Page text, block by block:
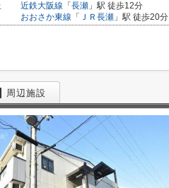
近鉄大阪線 「 長瀬 」駅 徒歩12分
おおさか東線 「 ＪＲ長瀬 」駅 徒歩20分
周辺施設